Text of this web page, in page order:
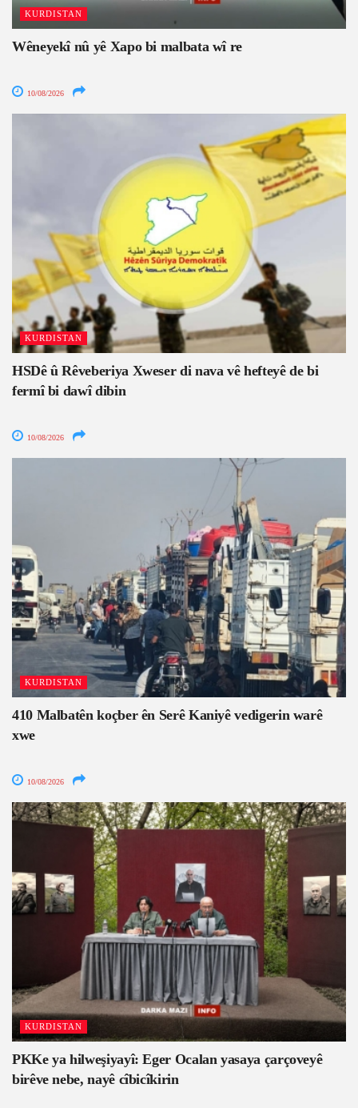
KURDISTAN
Wêneyekî nû yê Xapo bi malbata wî re
10/08/2026
KURDISTAN
HSDê û Rêveberiya Xweser di nava vê hefteyê de bi
fermî bi dawî dibin
10/08/2026
KURDISTAN
410 Malbatên koçber ên Serê Kaniyê vedigerin warê
xwe
10/08/2026
KURDISTAN
PKKe ya hilweşiyayî: Eger Ocalan yasaya çarçoveyê
birêve nebe, nayê cîbicîkirin